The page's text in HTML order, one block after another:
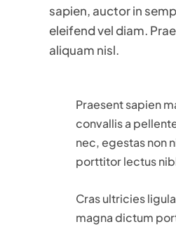
sapien, auctor in
eleifend vel diam.
aliquam nisl.
Praesent sapien
convallis a
nec, egestas non
porttitor lectus
Cras ultricies
magna dictum